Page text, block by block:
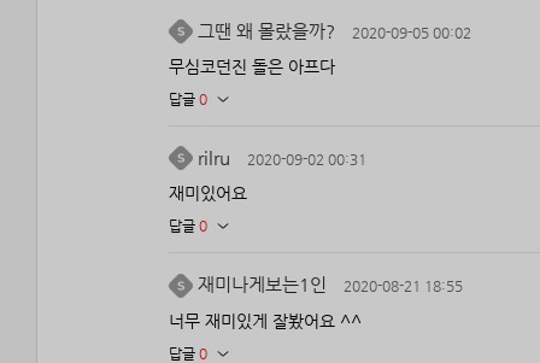
그땐 왜 몰랐을까? 2020-09-05 00:02
무심코던진 돌은 아프다
답글 0
rilru 2020-09-02 00:31
재미있어요
답글 0
재미나게보는1인 2020-08-21 18:55
너무 재미있게 잘봤어요 ^^
답글 0